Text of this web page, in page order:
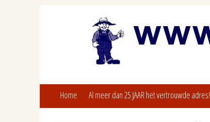
Home Al meer dan 25 JAAR het vertrouwde adres!